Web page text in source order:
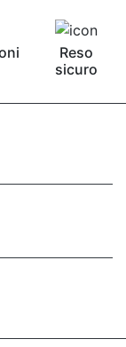
Reso
sicuro